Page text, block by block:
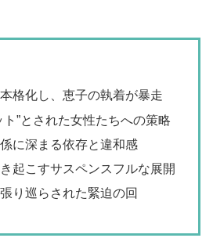
格化し、恵子の執着が暴走
ト”とされた女性たちへの策略
に深まる依存と違和感
起こすサスペンスフルな展開
り巡らされた緊迫の回